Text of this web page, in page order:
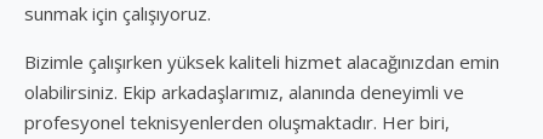
sunmak için çalışıyoruz.
Bizimle çalışırken yüksek kaliteli hizmet alacağınızdan emin
olabilirsiniz. Ekip arkadaşlarımız, alanında deneyimli ve
profesyonel teknisyenlerden oluşmaktadır. Her biri,